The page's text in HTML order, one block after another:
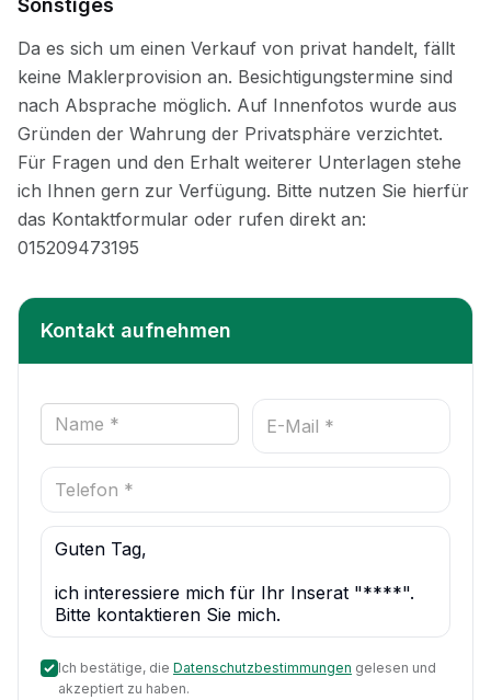
Sonstiges
Kontakt aufnehmen
Ich bestätige, die Datenschutzbestimmungen gelesen und
akzeptiert zu haben.